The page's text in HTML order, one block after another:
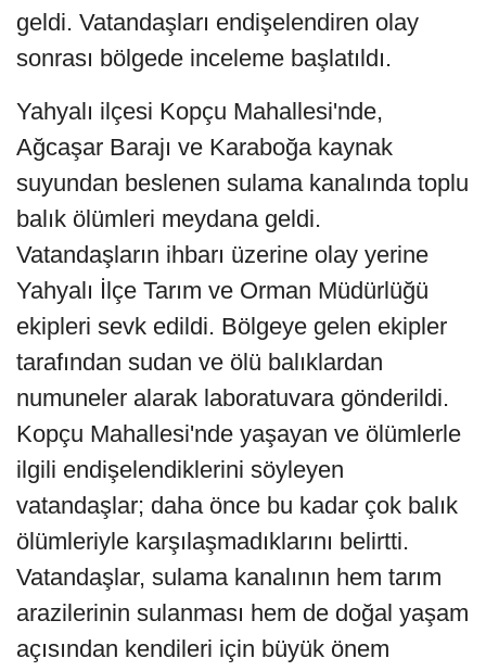
geldi. Vatandaşları endişelendiren olay
sonrası bölgede inceleme başlatıldı.
Yahyalı ilçesi Kopçu Mahallesi'nde,
Ağcaşar Barajı ve Karaboğa kaynak
suyundan beslenen sulama kanalında toplu
balık ölümleri meydana geldi.
Vatandaşların ihbarı üzerine olay yerine
Yahyalı İlçe Tarım ve Orman Müdürlüğü
ekipleri sevk edildi. Bölgeye gelen ekipler
tarafından sudan ve ölü balıklardan
numuneler alarak laboratuvara gönderildi.
Kopçu Mahallesi'nde yaşayan ve ölümlerle
ilgili endişelendiklerini söyleyen
vatandaşlar; daha önce bu kadar çok balık
ölümleriyle karşılaşmadıklarını belirtti.
Vatandaşlar, sulama kanalının hem tarım
arazilerinin sulanması hem de doğal yaşam
açısından kendileri için büyük önem